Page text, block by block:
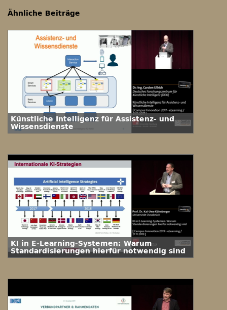
Ähnliche Beiträge
Künstliche Intelligenz für Assistenz- und
Wissensdienste
KI in E-Learning-Systemen: Warum
Standardisierungen hierfür notwendig sind